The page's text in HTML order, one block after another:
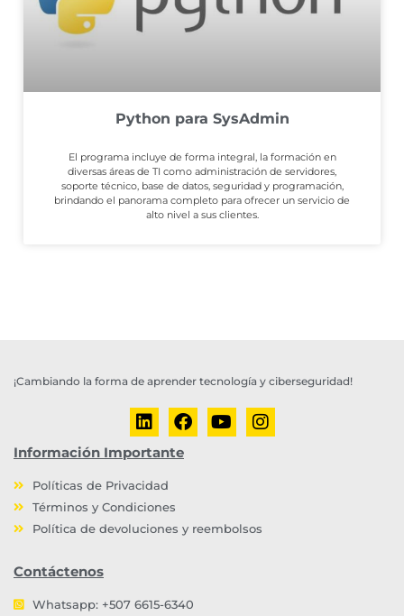
Python para SysAdmin
El programa incluye de forma integral, la formación en
diversas áreas de TI como administración de servidores,
soporte técnico, base de datos, seguridad y programación,
brindando el panorama completo para ofrecer un servicio de
alto nivel a sus clientes.
¡Cambiando la forma de aprender tecnología y ciberseguridad!
Información Importante
Políticas de Privacidad
Términos y Condiciones
Política de devoluciones y reembolsos
Contáctenos
Whatsapp: +507 6615-6340